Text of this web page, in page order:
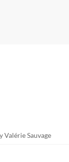
Valérie Sauvage